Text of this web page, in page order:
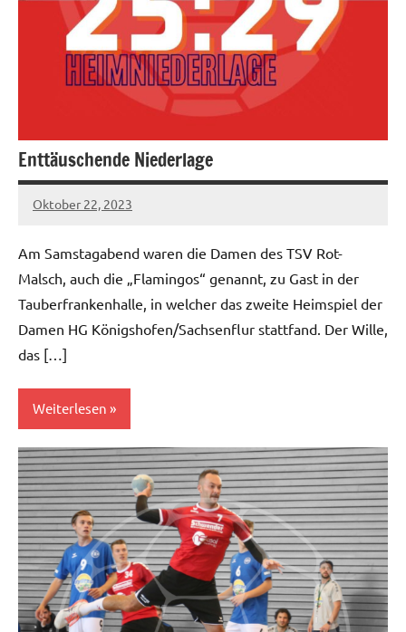
Enttäuschende Niederlage
Oktober 22, 2023
hgadmin
Am Samstagabend waren die Damen des TSV Rot-
Malsch, auch die „Flamingos“ genannt, zu Gast in der
Tauberfrankenhalle, in welcher das zweite Heimspiel der
Damen HG Königshofen/Sachsenflur stattfand. Der Wille,
das […]
Weiterlesen
Damen